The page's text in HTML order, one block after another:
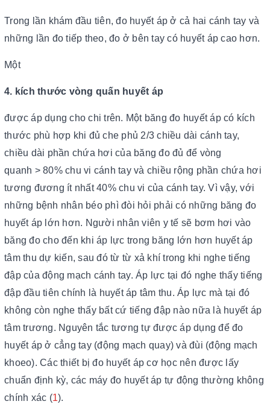
Trong lần khám đầu tiên, đo huyết áp ở cả hai cánh tay và
những lần đo tiếp theo, đo ở bên tay có huyết áp cao hơn.
Một
4. kích thước vòng quấn huyết áp
được áp dụng cho chi trên. Một băng đo huyết áp có kích
thước phù hợp khi đủ che phủ 2/3 chiều dài cánh tay,
chiều dài phần chứa hơi của băng đo đủ để vòng
quanh > 80% chu vi cánh tay và chiều rộng phần chứa hơi
tương đương ít nhất 40% chu vi của cánh tay. Vì vậy, với
những bệnh nhân béo phì đòi hỏi phải có những băng đo
huyết áp lớn hơn. Người nhân viên y tế sẽ bơm hơi vào
băng đo cho đến khi áp lực trong băng lớn hơn huyết áp
tâm thu dự kiến, sau đó từ từ xả khí trong khi nghe tiếng
đập của động mạch cánh tay. Áp lực tại đó nghe thấy tiếng
đập đầu tiên chính là huyết áp tâm thu. Áp lực mà tại đó
không còn nghe thấy bất cứ tiếng đập nào nữa là huyết áp
tâm trương. Nguyên tắc tương tự được áp dụng để đo
huyết áp ở cẳng tay (động mạch quay) và đùi (động mạch
khoeo). Các thiết bị đo huyết áp cơ học nên được lấy
chuẩn định kỳ, các máy đo huyết áp tự động thường không
chính xác (1).